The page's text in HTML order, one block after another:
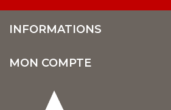
INFORMATIONS
MON COMPTE